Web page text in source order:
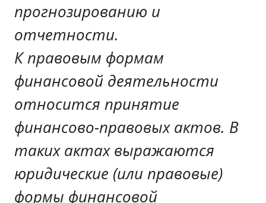
прогнозированию и
отчетности.
К правовым формам
финансовой деятельности
относится принятие
финансово-правовых актов. В
таких актах выражаются
юридические (или правовые)
формы финансовой